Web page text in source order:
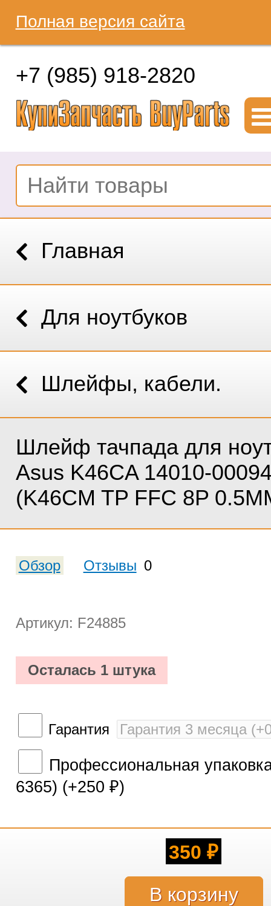
Полная версия сайта
+7 (985) 918-2820
Главная
Для ноутбуков
Шлейфы, кабели.
Шлейф тачпада для
Asus K46CA 14010-
(K46CM TP FFC 8P
Обзор Отзывы 0
Артикул: F24885
Осталась 1 штука
Гарантия
Профессиональная
6365) (+250 ₽)
350 ₽